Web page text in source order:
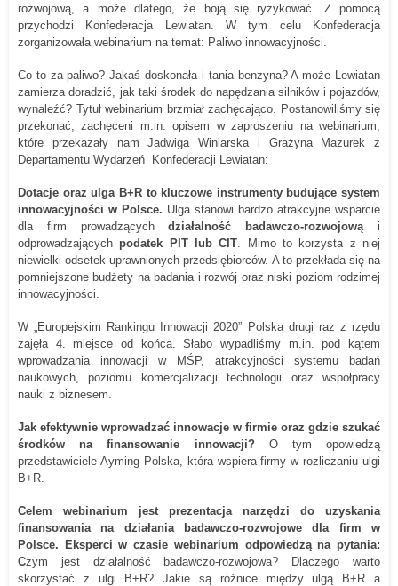
rozwojową, a może dlatego, że boją się ryzykować. Z pomocą
przychodzi Konfederacja Lewiatan. W tym celu Konfederacja
zorganizowała webinarium na temat: Paliwo innowacyjności.
Co to za paliwo? Jakaś doskonała i tania benzyna? A może Lewiatan
zamierza doradzić, jak taki środek do napędzania silników i pojazdów,
wynaleźć? Tytuł webinarium brzmiał zachęcająco. Postanowiliśmy się
przekonać, zachęceni m.in. opisem w zaproszeniu na webinarium,
które przekazały nam Jadwiga Winiarska i Grażyna Mazurek z
Departamentu Wydarzeń Konfederacji Lewiatan:
Dotacje oraz ulga B+R to kluczowe instrumenty budujące system
innowacyjności w Polsce. Ulga stanowi bardzo atrakcyjne wsparcie
dla firm prowadzącychdziałalność badawczo-rozwojowąi
odprowadzających podatek PIT lub CIT . Mimo to korzysta z niej
niewielki odsetek uprawnionych przedsiębiorców. A to przekłada się na
pomniejszone budżety na badania i rozwój oraz niski poziom rodzimej
innowacyjności.
W „Europejskim Rankingu Innowacji 2020” Polska drugi raz z rzędu
zajęła 4. miejsce od końca. Słabo wypadliśmy m.in. pod kątem
wprowadzania innowacji w MŚP, atrakcyjności systemu badań
naukowych, poziomu komercjalizacji technologii oraz współpracy
nauki z biznesem.
Jak efektywnie wprowadzać innowacje w firmie oraz gdzie szukać
środków na finansowanie innowacji? O tym opowiedzą
przedstawiciele Ayming Polska, która wspiera firmy w rozliczaniu ulgi
B+R.
Celem webinarium jest prezentacja narzędzi do uzyskania
finansowania na działania badawczo-rozwojowe dla firm w
Polsce. Eksperci w czasie webinarium odpowiedzą na pytania:
Czym jest działalność badawczo-rozwojowa? Dlaczego warto
skorzystać z ulgi B+R? Jakie są różnice między ulgą B+R a